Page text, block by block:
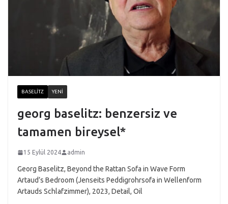
BASELITZ YENI
georg baselitz: benzersiz ve
tamamen bireysel*
15 Eylül 2024 admin
Georg Baselitz, Beyond the Rattan Sofa in Wave Form
Artaud’s Bedroom (Jenseits Peddigrohrsofa in Wellenform
Artauds Schlafzimmer), 2023, Detail, Oil